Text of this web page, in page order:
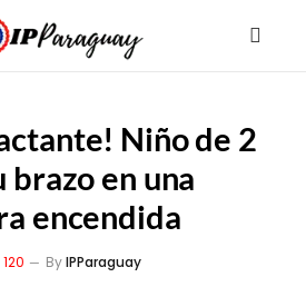
Niño de 2
brazo en una
encendida
120 ByIPParaguay